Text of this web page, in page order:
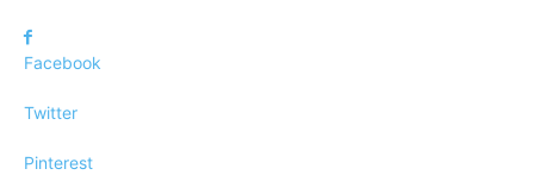
Facebook
Twitter
Pinterest